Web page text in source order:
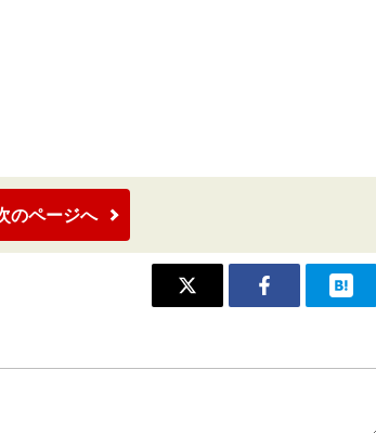
のページへ